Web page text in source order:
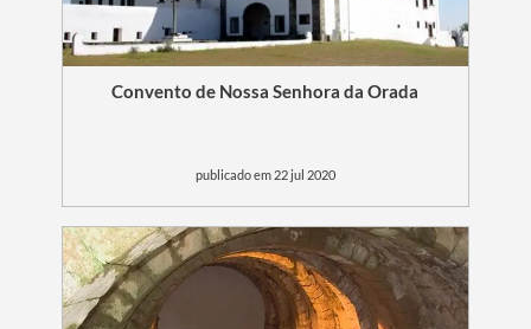
Convento de Nossa Senhora da Orada
publicado em 22 jul 2020